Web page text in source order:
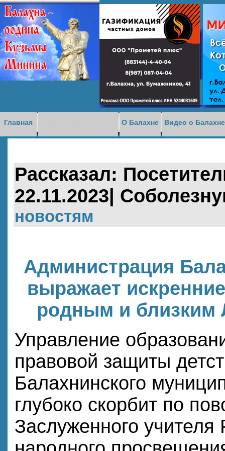
Главная О Балахне Видео о
Рассказал:
22.11.2023|
новостям
Администрация
выражает
родным и близким
Управление
правовой защиты
Балахнинского
глубоко скорбит по
Заслуженного